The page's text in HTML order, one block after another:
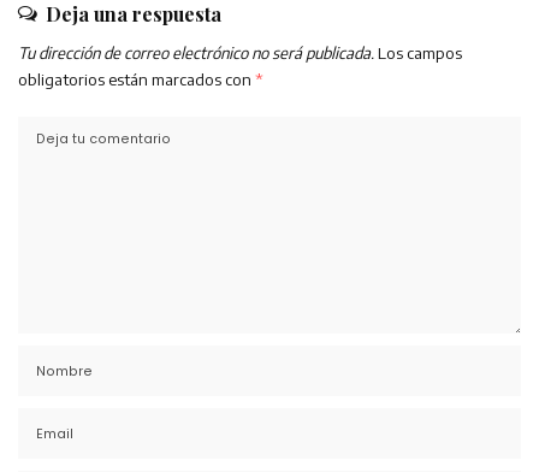
Deja una respuesta
Tu dirección de correo electrónico no será publicada. Los campos
obligatorios están marcados con *